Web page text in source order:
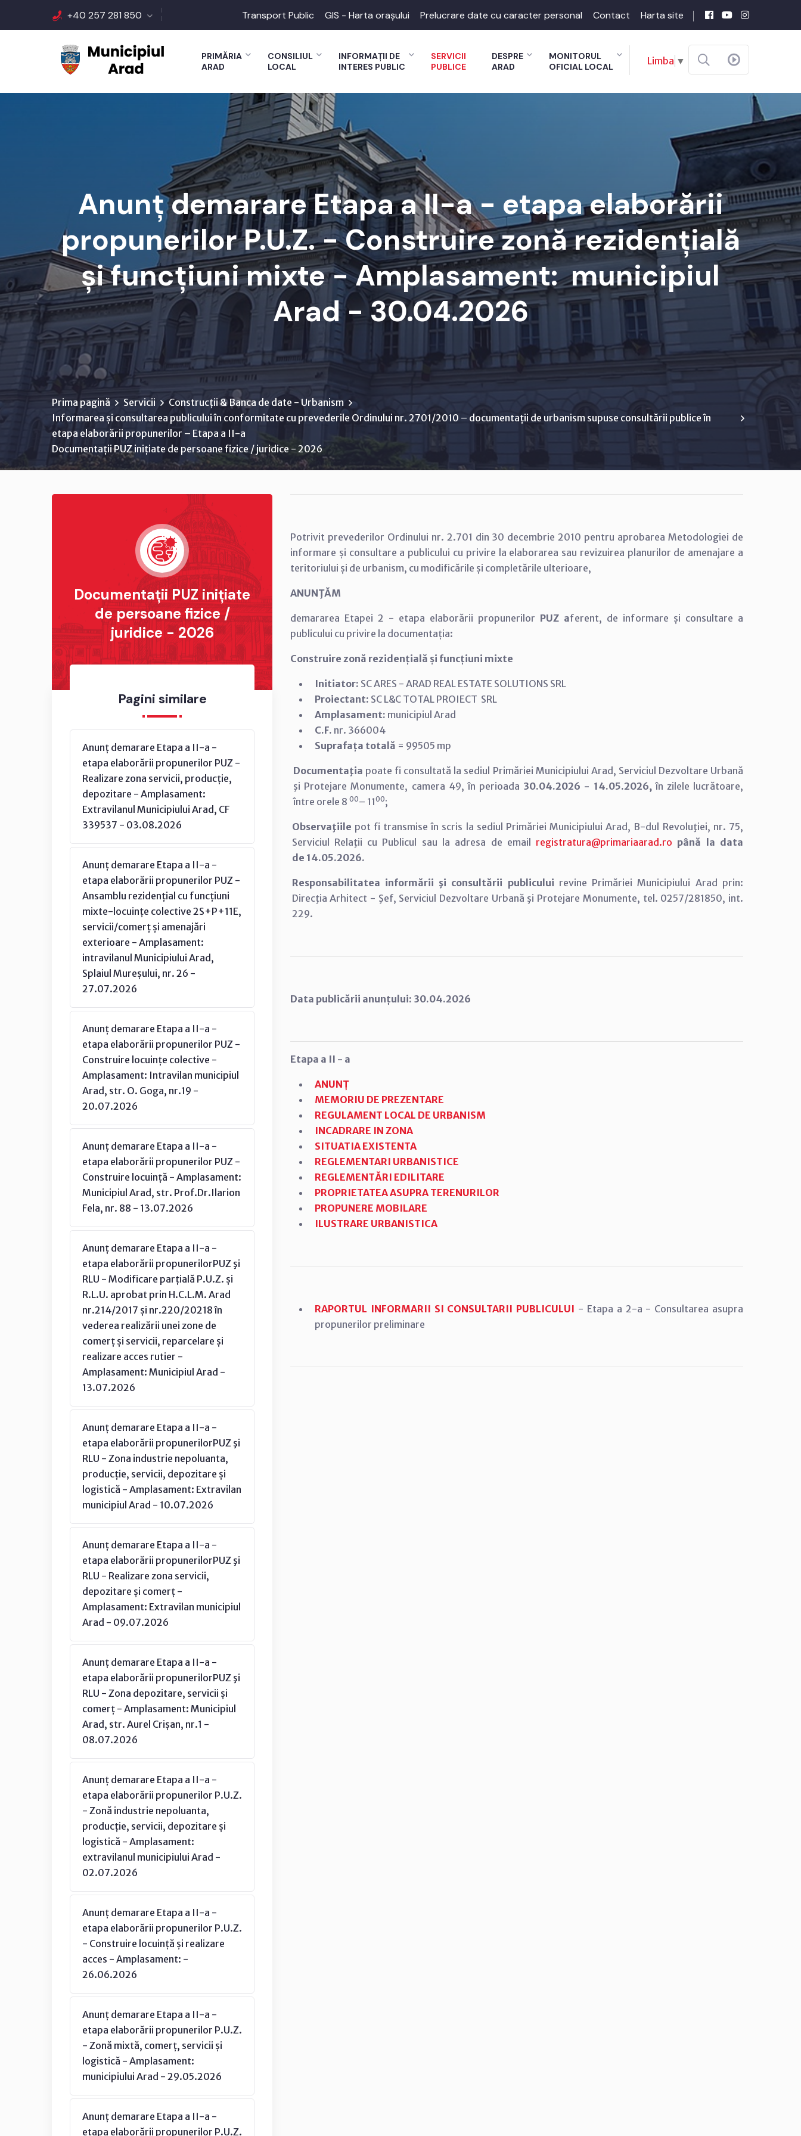
+40 257 281 850 Transport Public GIS - Harta orașului Prelucrare date cu caracter personal Contact Harta site
PRIMĂRIA
ARAD
CONSILIUL
LOCAL
INFORMAȚII DE
INTERES PUBLIC
SERVICII
PUBLICE
DESPRE
ARAD
MONITORUL
OFICIAL LOCAL
Limba ▼
Anunț demarare Etapa a II-a - etapa elaborării
propunerilor P.U.Z. - Construire zonă rezidențială
și funcțiuni mixte - Amplasament: municipiul
Arad - 30.04.2026
Prima pagină Servicii
Construcții & Banca de date - Urbanism
Informarea și consultarea publicului în conformitate cu prevederile Ordinului nr. 2701/2010 – documentații de urbanism supuse consultării publice în
etapa elaborării propunerilor – Etapa a II-a
Documentații PUZ inițiate de persoane fizice / juridice - 2026
Documentații PUZ inițiate
de persoane fizice /
juridice - 2026
Pagini similare
Anunț demarare Etapa a II-a -
etapa elaborării propunerilor PUZ -
Realizare zona servicii, producție,
depozitare - Amplasament:
Extravilanul Municipiului Arad, CF
339537 - 03.08.2026
Anunț demarare Etapa a II-a -
etapa elaborării propunerilor PUZ -
Ansamblu rezidențial cu funcțiuni
mixte-locuințe colective 2S+P+11E,
servicii/comerț și amenajări
exterioare - Amplasament:
intravilanul Municipiului Arad,
Splaiul Mureșului, nr. 26 -
27.07.2026
Anunț demarare Etapa a II-a -
etapa elaborării propunerilor PUZ -
Construire locuințe colective -
Amplasament: Intravilan municipiul
Arad, str. O. Goga, nr.19 -
20.07.2026
Anunț demarare Etapa a II-a -
etapa elaborării propunerilor PUZ -
Construire locuință - Amplasament:
Municipiul Arad, str. Prof.Dr.Ilarion
Fela, nr. 88 - 13.07.2026
Anunț demarare Etapa a II-a -
etapa elaborării propunerilorPUZ şi
RLU - Modificare parțială P.U.Z. și
R.L.U. aprobat prin H.C.L.M. Arad
nr.214/2017 și nr.220/20218 în
vederea realizării unei zone de
comerț și servicii, reparcelare și
realizare acces rutier -
Amplasament: Municipiul Arad -
13.07.2026
Anunț demarare Etapa a II-a -
etapa elaborării propunerilorPUZ şi
RLU - Zona industrie nepoluanta,
producție, servicii, depozitare și
logistică - Amplasament: Extravilan
municipiul Arad - 10.07.2026
Anunț demarare Etapa a II-a -
etapa elaborării propunerilorPUZ şi
RLU - Realizare zona servicii,
depozitare și comerț -
Amplasament: Extravilan municipiul
Arad - 09.07.2026
Anunț demarare Etapa a II-a -
etapa elaborării propunerilorPUZ şi
RLU - Zona depozitare, servicii și
comerț - Amplasament: Municipiul
Arad, str. Aurel Crișan, nr.1 -
08.07.2026
Anunț demarare Etapa a II-a -
etapa elaborării propunerilor P.U.Z.
- Zonă industrie nepoluanta,
producție, servicii, depozitare și
logistică - Amplasament:
extravilanul municipiului Arad -
02.07.2026
Anunț demarare Etapa a II-a -
etapa elaborării propunerilor P.U.Z.
- Construire locuință și realizare
acces - Amplasament: -
26.06.2026
Anunț demarare Etapa a II-a -
etapa elaborării propunerilor P.U.Z.
- Zonă mixtă, comerț, servicii și
logistică - Amplasament:
municipiului Arad - 29.05.2026
Anunț demarare Etapa a II-a -
etapa elaborării propunerilor P.U.Z.
Potrivit prevederilor Ordinului nr. 2.701 din 30 decembrie 2010 pentru aprobarea Metodologiei de
informare și consultare a publicului cu privire la elaborarea sau revizuirea planurilor de amenajare a
teritoriului și de urbanism, cu modificările și completările ulterioare,
ANUNŢĂM
demararea Etapei 2 - etapa elaborării propunerilor PUZ aferent, de informare și consultare a
publicului cu privire la documentația:
Construire zonă rezidențială și funcțiuni mixte
Initiator: SC ARES - ARAD REAL ESTATE SOLUTIONS SRL
Proiectant: SC L&C TOTAL PROIECT SRL
Amplasament: municipiul Arad
C.F. nr. 366004
Suprafața totală = 99505 mp
Documentaţia poate fi consultată la sediul Primăriei Municipiului Arad, Serviciul Dezvoltare Urbană
şi Protejare Monumente, camera 49, în perioada 30.04.2026 - 14.05.2026,în zilele lucrătoare,
între orele 800– 1100;
Observaţiile pot fi transmise în scris la sediul Primăriei Municipiului Arad, B-dul Revoluţiei, nr. 75,
Serviciul Relaţii cu Publicul sau la adresa de email registratura@primariaarad.ro până la data
de 14.05.2026.
Responsabilitatea informării şi consultării publicului revine Primăriei Municipiului Arad prin:
Direcţia Arhitect - Şef, Serviciul Dezvoltare Urbană şi Protejare Monumente, tel. 0257/281850, int.
229.
Data publicării anunțului: 30.04.2026
Etapa a II - a
ANUNȚ
MEMORIU DE PREZENTARE
REGULAMENT LOCAL DE URBANISM
INCADRARE IN ZONA
SITUATIA EXISTENTA
REGLEMENTARI URBANISTICE
REGLEMENTĂRI EDILITARE
PROPRIETATEA ASUPRA TERENURILOR
PROPUNERE MOBILARE
ILUSTRARE URBANISTICA
RAPORTUL INFORMARII SI CONSULTARII PUBLICULUI - Etapa a 2-a - Consultarea asupra
propunerilor preliminare